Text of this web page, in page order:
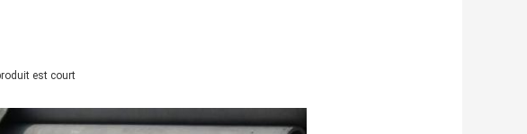
est court